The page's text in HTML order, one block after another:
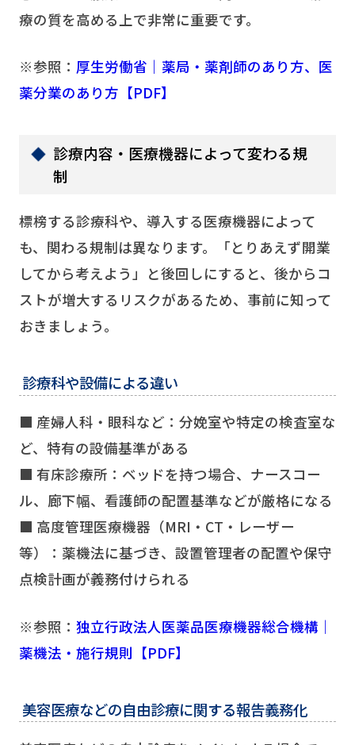
療の質を高める上で非常に重要です。
※参照： 厚生労働省｜薬局・薬剤師のあり方、医
薬分業のあり方【PDF】
診療内容・医療機器によって変わる規
制
標榜する診療科や、導入する医療機器によって
も、関わる規制は異なります。「とりあえず開業
してから考えよう」と後回しにすると、後からコ
ストが増大するリスクがあるため、事前に知って
おきましょう。
診療科や設備による違い
■ 産婦人科・眼科など：分娩室や特定の検査室な
ど、特有の設備基準がある
■ 有床診療所：ベッドを持つ場合、ナースコー
ル、廊下幅、看護師の配置基準などが厳格になる
■ 高度管理医療機器（MRI・CT・レーザー
等）：薬機法に基づき、設置管理者の配置や保守
点検計画が義務付けられる
※参照： 独立行政法人医薬品医療機器総合機構｜
薬機法・施行規則【PDF】
美容医療などの自由診療に関する報告義務化